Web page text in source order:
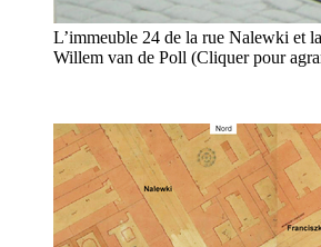
L’immeuble 24 de la rue Nalewki et
Willem van de Poll (Cliquer pour